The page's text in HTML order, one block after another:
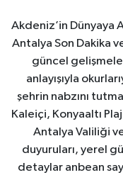
Akdeniz’in Dünyaya
Antalya Son Dakika
güncel
anlayışıyla
şehrin nabzını
Kaleiçi, Konyaaltı
Antalya Valiliği
duyuruları, yerel
detaylar anbean